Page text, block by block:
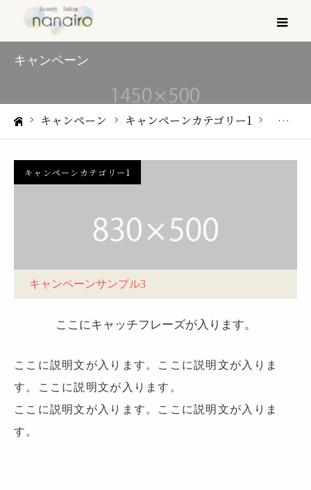
キャンペーン
ーム
キャンペーン キャンペーンカテゴリー1
キャンペーンカテゴリー1
キャンペーンサンプル3
ここにキャッチフレーズが入ります。
ここに説明文が入ります。ここに説明文が入りま
す。ここに説明文が入ります。
ここに説明文が入ります。ここに説明文が入りま
す。